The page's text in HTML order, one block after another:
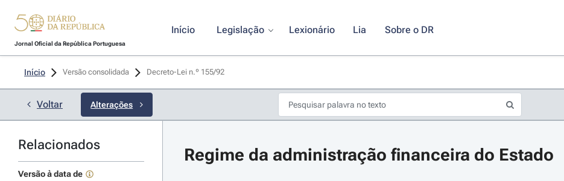
Jornal Oficial da República Portuguesa
Início Legislação Lexionário Lia Sobre o DR
Início Versão consolidada Decreto-Lei n.º 155/92
Voltar Alterações
Relacionados
Versão à data de
Regime da administração financeira do Estado